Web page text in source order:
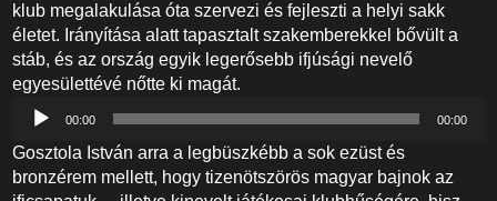
klub megalakulása óta szervezi és fejleszti a helyi sakk
életet. Irányítása alatt tapasztalt szakemberekkel bővült a
stáb, és az ország egyik legerősebb ifjúsági nevelő
egyesülettévé nőtte ki magát.
Audió
lejátszó
00:00 00:00
Gosztola István arra a legbüszkébb a sok ezüst és
bronzérem mellett, hogy tizenötszörös magyar bajnok az